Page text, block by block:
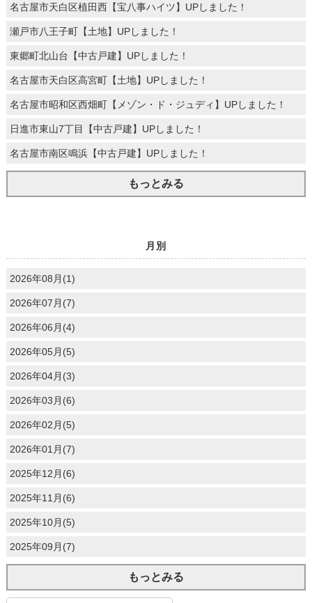
名古屋市天白区植田西【宝八事ハイツ】UPしました！
瀬戸市八王子町【土地】UPしました！
東郷町北山台【中古戸建】UPしました！
名古屋市天白区高宮町【土地】UPしました！
名古屋市昭和区西畑町【メゾン・ド・ジュディ】UPしました！
日進市東山7丁目【中古戸建】UPしました！
名古屋市南区鳴浜【中古戸建】UPしました！
もっとみる
月別
2026年08月(1)
2026年07月(7)
2026年06月(4)
2026年05月(5)
2026年04月(3)
2026年03月(6)
2026年02月(5)
2026年01月(7)
2025年12月(6)
2025年11月(6)
2025年10月(5)
2025年09月(7)
もっとみる